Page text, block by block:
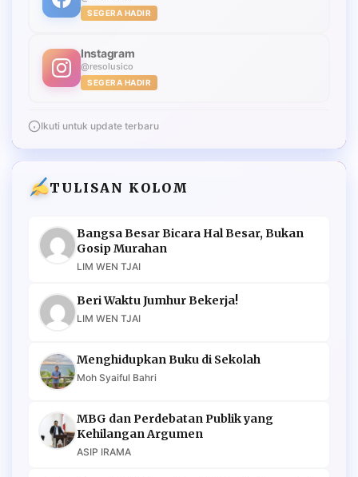
SEGERA HADIR
Instagram
@resolusico
SEGERA HADIR
Ikuti untuk update terbaru
TULISAN KOLOM
Bangsa Besar Bicara Hal Besar, Bukan
Gosip Murahan
LIM WEN TJAI
Beri Waktu Jumhur Bekerja!
LIM WEN TJAI
Menghidupkan Buku di Sekolah
Moh Syaiful Bahri
MBG dan Perdebatan Publik yang
Kehilangan Argumen
ASIP IRAMA